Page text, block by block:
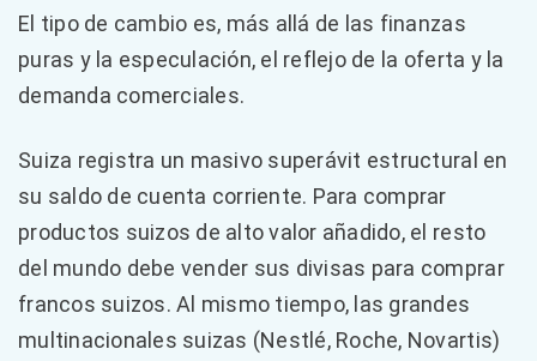
El tipo de cambio es, más allá de las finanzas
puras y la especulación, el reflejo de la oferta y la
demanda comerciales.
Suiza registra un masivo superávit estructural en
su saldo de cuenta corriente. Para comprar
productos suizos de alto valor añadido, el resto
del mundo debe vender sus divisas para comprar
francos suizos. Al mismo tiempo, las grandes
multinacionales suizas (Nestlé, Roche, Novartis)